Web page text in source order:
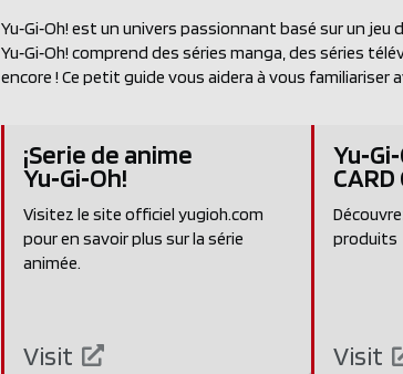
Yu‑Gi‑Oh! est un univers passionnant basé sur un
Yu‑Gi‑Oh! comprend des séries manga, des séries
encore ! Ce petit guide vous aidera à vous familiariser
¡Serie de anime
Yu‑Gi‑Oh!
Visitez le site officiel yugioh.com
pour en savoir plus sur la série
animée.
Visit
CARD
produits
Visit